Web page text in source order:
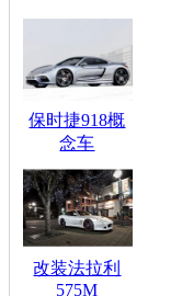
保时捷918概
念车
改装法拉利
575M